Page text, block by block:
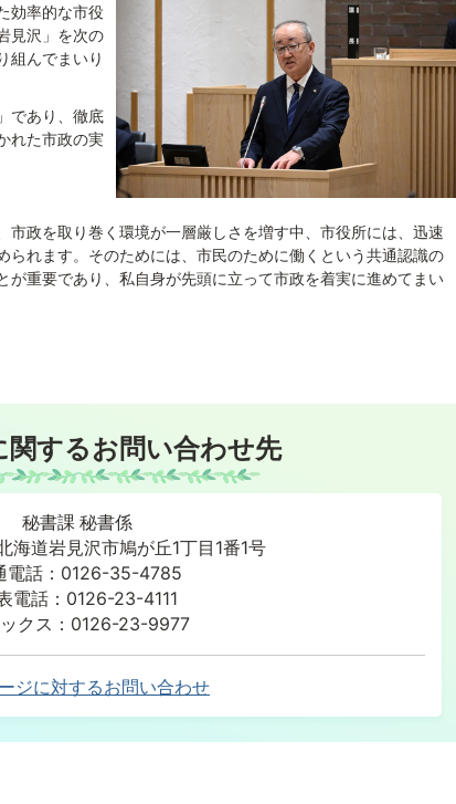
効率的な市役
見沢」を次の
組んでまいり
であり、徹底
れた市政の実
市政を取り巻く環境が一層厳しさを増す中、市役所には、迅速
られます。そのためには、市民のために働くという共通認識の
が重要であり、私自身が先頭に立って市政を着実に進めてまい
関するお問い合わせ先
秘書課 秘書係
道岩見沢市鳩が丘1丁目1番1号
電話：0126-35-4785
電話：0126-23-4111
クス：0126-23-9977
ジに対するお問い合わせ